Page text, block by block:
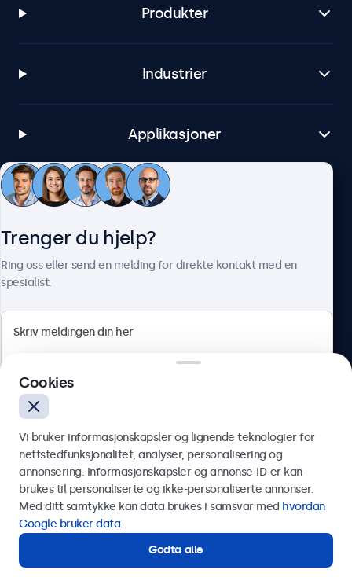
Produkter
Industrier
Applikasjoner
Kundeservice
Norsk
Trenger du hjelp?
Ring oss eller send en melding for direkte kontakt med en
spesialist.
Send
Eller ring oss på
Kontakt våre spesialister.
Cookies
Vi bruker informasjonskapsler og lignende teknologier for
nettstedfunksjonalitet, analyser, personalisering og
annonsering. Informasjonskapsler og annonse-ID-er kan
brukes til personaliserte og ikke-personaliserte annonser.
Med ditt samtykke kan data brukes i samsvar med hvordan
Google bruker data.
Godta alle